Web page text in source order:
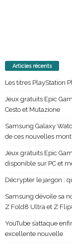
Articles récents
Les titres PlayStation
Jeux gratuits Epic
Cesto et Mutazione
Samsung Galaxy
de ces nouvelles
Jeux gratuits Epic
disponible sur PC et
Décrypter le jargon :
Samsung dévoile sa
Z Fold8 Ultra et Z
YouTube s’attaque
excellente nouvelle